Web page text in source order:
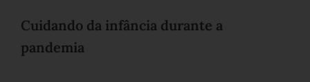
Cuidando da infância durante a
pandemia